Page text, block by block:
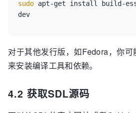
sudo apt-get install build-
对于其他发行版，如Fedora，你
来安装编译工具和依赖。
4.2 获取SDL源码